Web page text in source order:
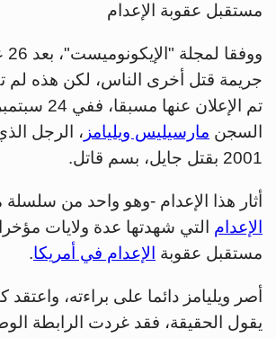
مستقبل عقوبة الإعدام
جريمة قتل أخرى الناس، لكن هذه لم
تم الإعلان
السجن مارسيليس ويليامز ، الرجل
2001 بقتل جايل، بسم قاتل.
أثار هذا الإعدام -وهو واحد من
الإعدام التي شهدتها عدة ولايات
مستقبل عقوبة
الإعدام في أمريكا.
أصر ويليامز دائما على براءته، واعتقد
يقول الحقيقة، فقد غردت الرابطة